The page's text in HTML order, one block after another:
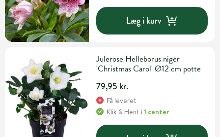
Læg i kurv
Julerose Helleborus niger
'Christmas Carol' Ø12 cm potte
79,95 kr.
Få leveret
Klik & Hent i1 center